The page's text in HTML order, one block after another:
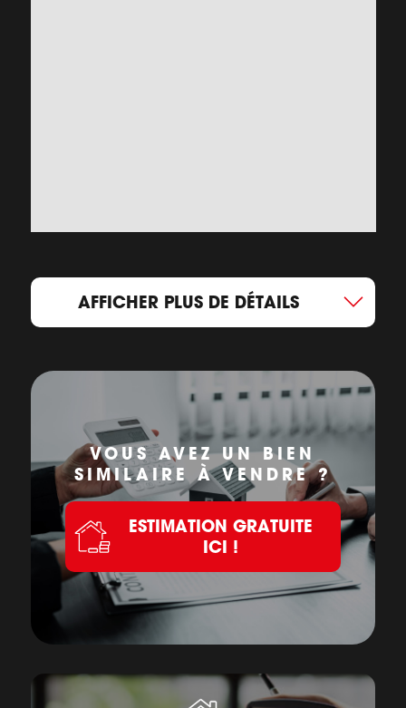
AFFICHER PLUS DE DÉTAILS
VOUS AVEZ UN BIEN
SIMILAIRE À VENDRE ?
ESTIMATION GRATUITE
ICI !